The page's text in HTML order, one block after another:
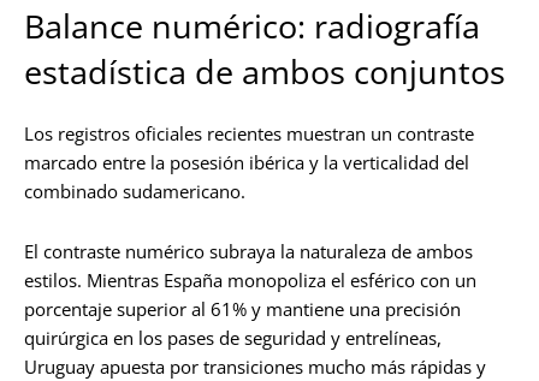
Balance numérico: radiografía
estadística de ambos conjuntos
Los registros oficiales recientes muestran un contraste
marcado entre la posesión ibérica y la verticalidad del
combinado sudamericano.
El contraste numérico subraya la naturaleza de ambos
estilos. Mientras España monopoliza el esférico con un
porcentaje superior al 61% y mantiene una precisión
quirúrgica en los pases de seguridad y entrelíneas,
Uruguay apuesta por transiciones mucho más rápidas y